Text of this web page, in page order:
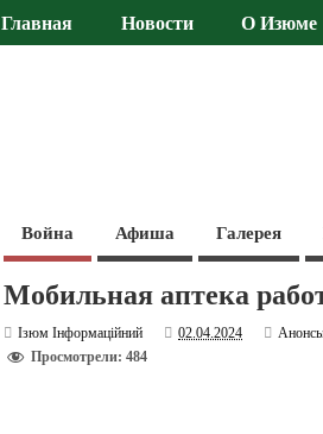
Главная Новости О Изюме
Война Афиша Галерея
Мобильная аптека
Ізюм Інформаційний 02.04.2024
Просмотрели: 484